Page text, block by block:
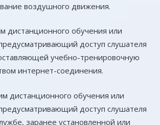
воздушного движения.
дистанционного обучения или
доступ слушателя
учебно-тренировочную
интернет-соединения.
дистанционного обучения или
доступ слушателя
заранее установленной или